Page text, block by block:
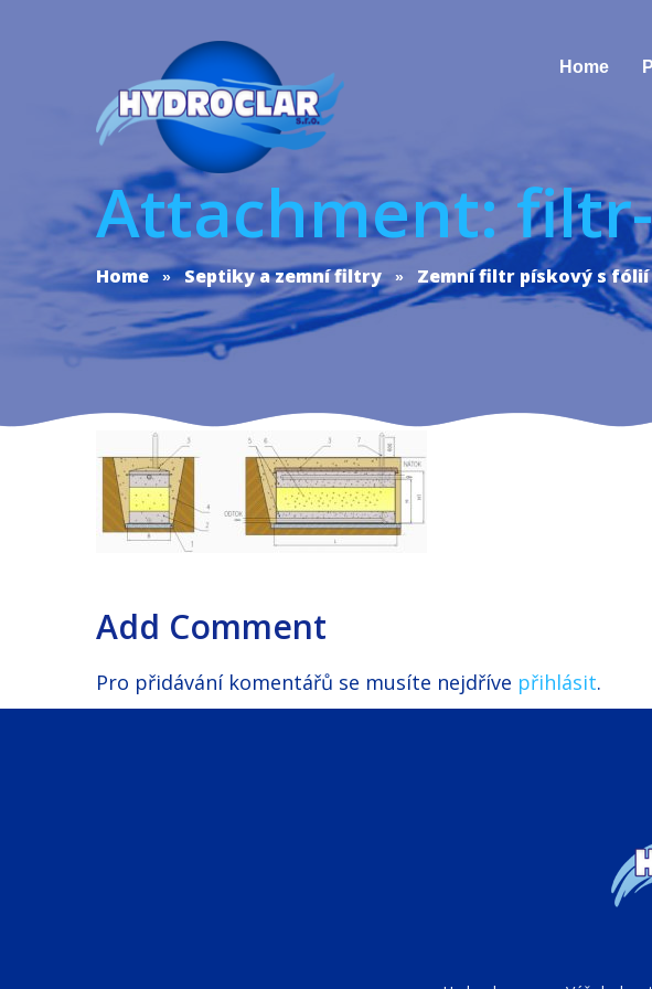
Home
Attachment:
Home Septiky a zemní filtry Zemní filtr pískový s
Add Comment
Pro přidávání komentářů se musíte nejdříve přihlásit.